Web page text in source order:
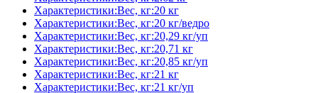
Характеристики:Вес, кг:20 кг
Характеристики:Вес, кг:20 кг/ведро
Характеристики:Вес, кг:20,29 кг/уп
Характеристики:Вес, кг:20,71 кг
Характеристики:Вес, кг:20,85 кг/уп
Характеристики:Вес, кг:21 кг
Характеристики:Вес, кг:21 кг/уп